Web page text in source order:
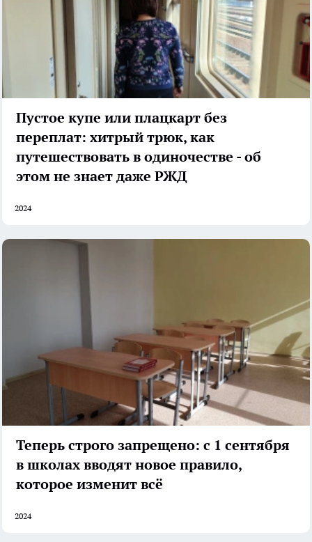
Пустое купе или плацкарт без
переплат: хитрый трюк, как
путешествовать в одиночестве - об
этом не знает даже РЖД
2024
Теперь строго запрещено: с 1 сентября
в школах вводят новое правило,
которое изменит всё
2024